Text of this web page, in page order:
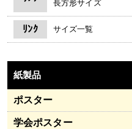
長方形サイズ
ﾘﾝｸ サイズ一覧
紙製品
ポスター
学会ポスター